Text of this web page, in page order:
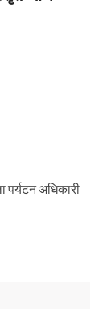
पर्यटन अधिकारी